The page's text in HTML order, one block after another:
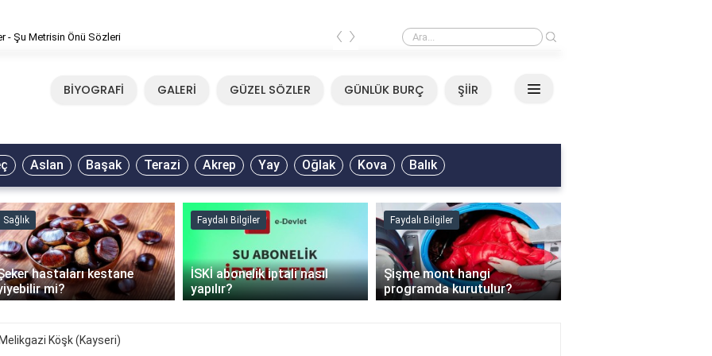
- Şu Metrisin Önü Sözleri Mirkelam - Tavla Sözleri
‹ ›
BİYOGRAFİ GALERİ GÜZEL SÖZLER GÜNLÜK BURÇ ŞİİR
Aslan Başak Terazi Akrep Yay Oğlak Kova Balık
Sağlık
hastaları kestane
mi?
Faydalı Bilgiler
İSKİ abonelik iptali nasıl
yapılır?
Faydalı Bilgiler
Şişme mont hangi
programda kurutulur?
›
Köşk (Kayseri)